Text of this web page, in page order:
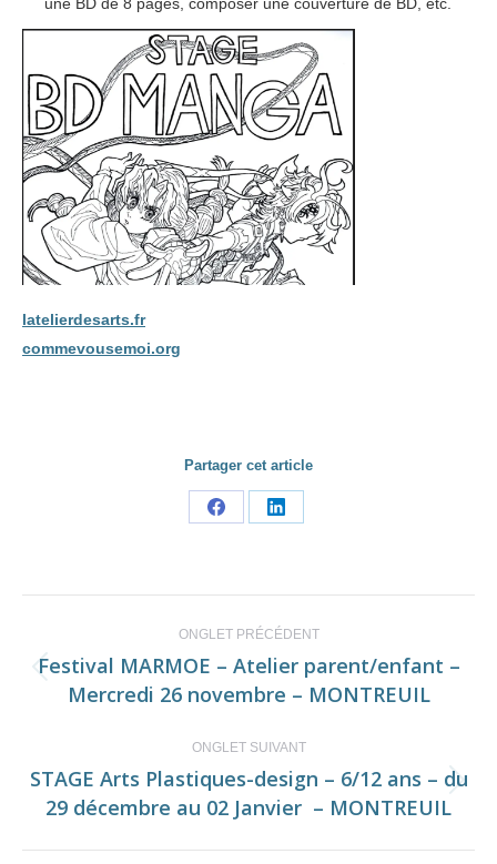
latelierdesarts.fr
commevousemoi.org
Partager cet article
Share
Share
Navigation
de
commentaire
ONGLET PRÉCÉDENT
Onglet
précédent
Festival MARMOE – Atelier parent/enfant –
Mercredi 26 novembre – MONTREUIL
ONGLET SUIVANT
Onglet
suivant
STAGE Arts Plastiques-design – 6/12 ans – du
29 décembre au 02 Janvier – MONTREUIL